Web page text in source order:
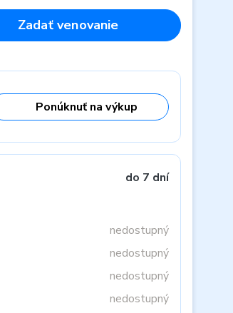
Zadať venovanie
Ponúknuť na výkup
do 7 dní
nedostupný
nedostupný
nedostupný
nedostupný